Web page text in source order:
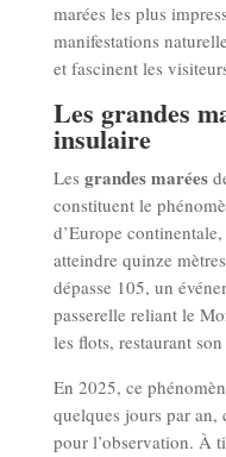
marées les plus
manifestations
et fascinent les
Les grandes
insulaire
Les grandes marées
constituent le
d’Europe
atteindre quinze
dépasse 105, un
passerelle reliant le
les flots, restaurant
En 2025, ce
quelques jours par an,
pour l’observation. À